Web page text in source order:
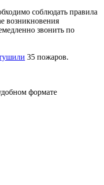
увидеть звездопад с 12 по
года: что нельзя делать
отмечаются 9 августа
соблюдать правила
возникновения
звонить по
35 пожаров.
формате